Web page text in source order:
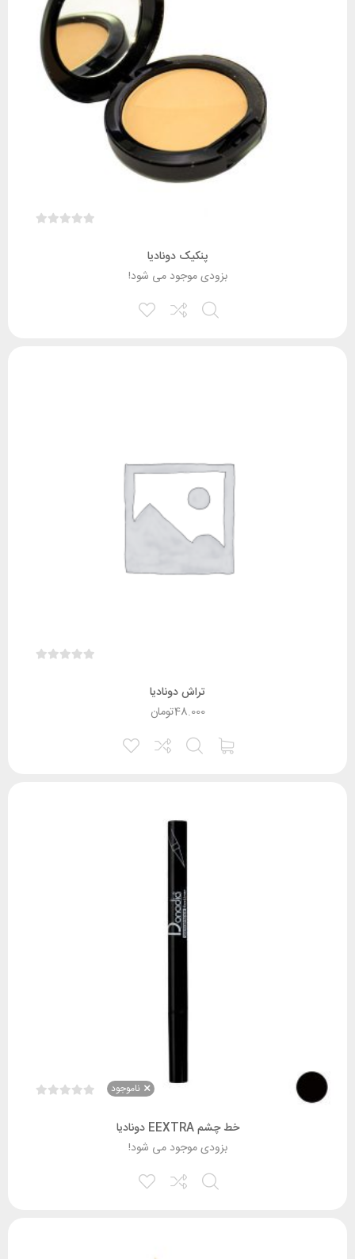
پنکیک دونادیا
بزودی موجود می شود!
تراش دونادیا
تومان48.000
ناموجود
خط چشم EEXTRA دونادیا
بزودی موجود می شود!